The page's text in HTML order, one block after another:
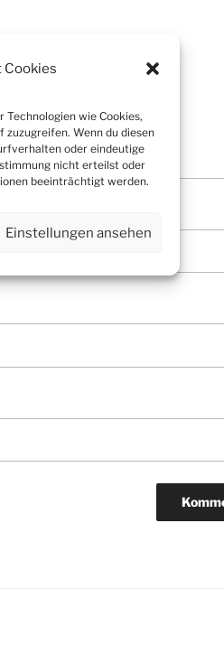
Cookies
wie Cookies,
Wenn du diesen
oder eindeutige
nicht erteilst oder
beeinträchtigt werden.
Einstellungen ansehen